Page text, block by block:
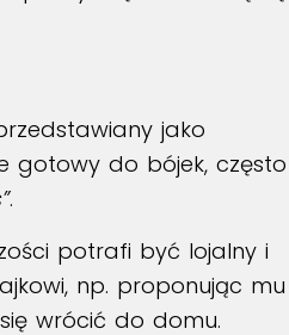
jako
gotowy do bójek, często
.
potrafi być lojalny i
np. proponując mu
wrócić do domu.